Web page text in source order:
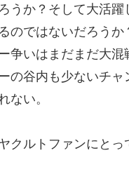
うか？そして大活
のではないだろう
いはまだまだ大混
の谷内も少ないチャ
ない。
クルトファンにと